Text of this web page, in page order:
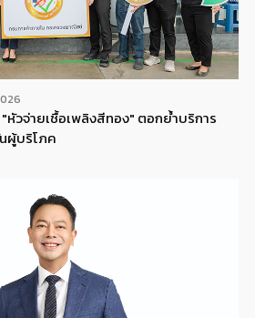
วจ่ายเชื้อเพลิงสีทอง" ตอกย้ำบริการ
ผู้บริโภค